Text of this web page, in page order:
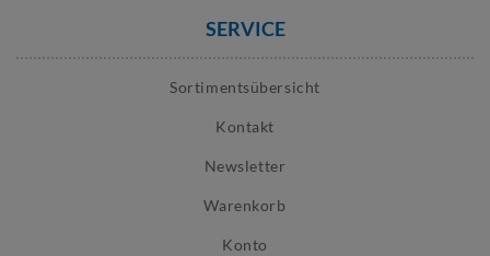
SERVICE
Sortimentsübersicht
Kontakt
Newsletter
Warenkorb
Konto